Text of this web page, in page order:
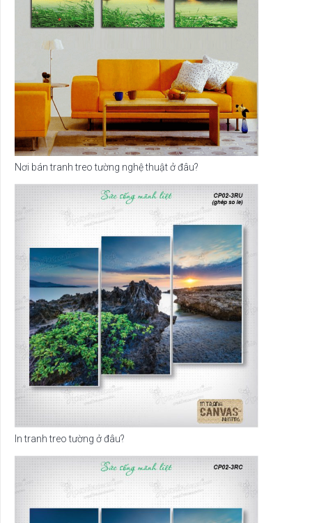
Nơi bán tranh treo tường nghệ thuật ở đâu?
In tranh treo tường ở đâu?